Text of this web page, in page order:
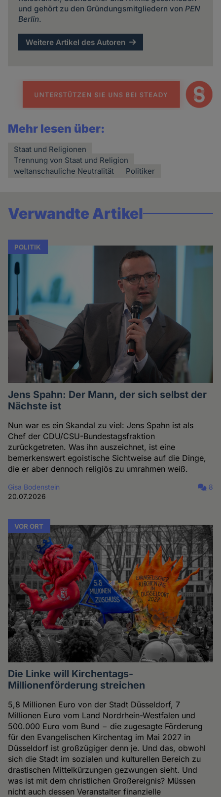
und gehört zu den Gründungsmitgliedern von PEN
Berlin.
Weitere Artikel des Autoren
Mehr lesen über:
Staat und Religionen
Trennung von Staat und Religion
weltanschauliche Neutralität
Politiker
Verwandte Artikel
POLITIK
Jens Spahn: Der Mann, der sich selbst der
Nächste ist
Nun war es ein Skandal zu viel: Jens Spahn ist als
Chef der CDU/CSU-Bundestagsfraktion
zurückgetreten. Was ihn auszeichnet, ist eine
bemerkenswert egoistische Sichtweise auf die Dinge,
die er aber dennoch religiös zu umrahmen weiß.
Gisa Bodenstein
20.07.2026
8
VOR ORT
Die Linke will Kirchentags-
Millionenförderung streichen
5,8 Millionen Euro von der Stadt Düsseldorf, 7
Millionen Euro vom Land Nordrhein-Westfalen und
500.000 Euro vom Bund − die zugesagte Förderung
für den Evangelischen Kirchentag im Mai 2027 in
Düsseldorf ist großzügiger denn je. Und das, obwohl
sich die Stadt im sozialen und kulturellen Bereich zu
drastischen Mittelkürzungen gezwungen sieht. Und
was ist mit dem christlichen Großereignis? Müssen
nicht auch dessen Veranstalter finanzielle